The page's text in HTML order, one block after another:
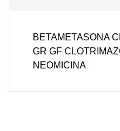
BETAMETASONA
GR GF
NEOMICINA